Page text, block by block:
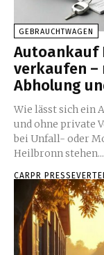
GEBRAUCHTWAGEN
Autoankauf
verkaufen –
Abholung
Wie lässt sich ein
und ohne private
bei Unfall- oder
Heilbronn stehen...
CARPR